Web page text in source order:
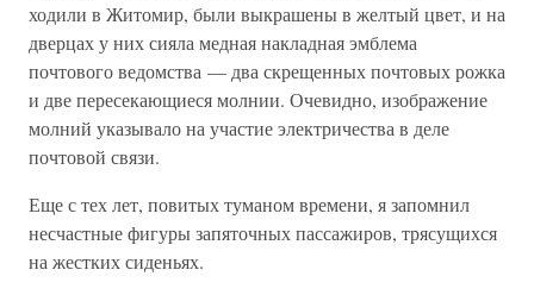
ходили в Житомир, были выкрашены в желтый цвет, и на
дверцах у них сияла медная накладная эмблема
почтового ведомства — два скрещенных почтовых рожка
и две пересекающиеся молнии. Очевидно, изображение
молний указывало на участие электричества в деле
почтовой связи.
Еще с тех лет, повитых туманом времени, я запомнил
несчастные фигуры запяточных пассажиров, трясущихся
на жестких сиденьях.